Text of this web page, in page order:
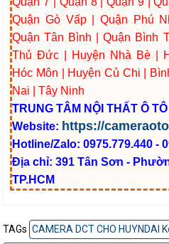
Quận Gò Vấp | Quận Phú
Quận Tân Bình | Quận Bình
Thủ Đức | Huyện Nhà Bè |
Hóc Môn | Huyện Củ Chi |
Nai | Tây Ninh
TRUNG TÂM NỘI THẤT Ô
Website: https://
Hotline/Zalo: 0975.779.440 -
Địa chỉ: 391 Tân Sơn -
TP.HCM
TAGs CAMERA DCT CHO HUYNDAI